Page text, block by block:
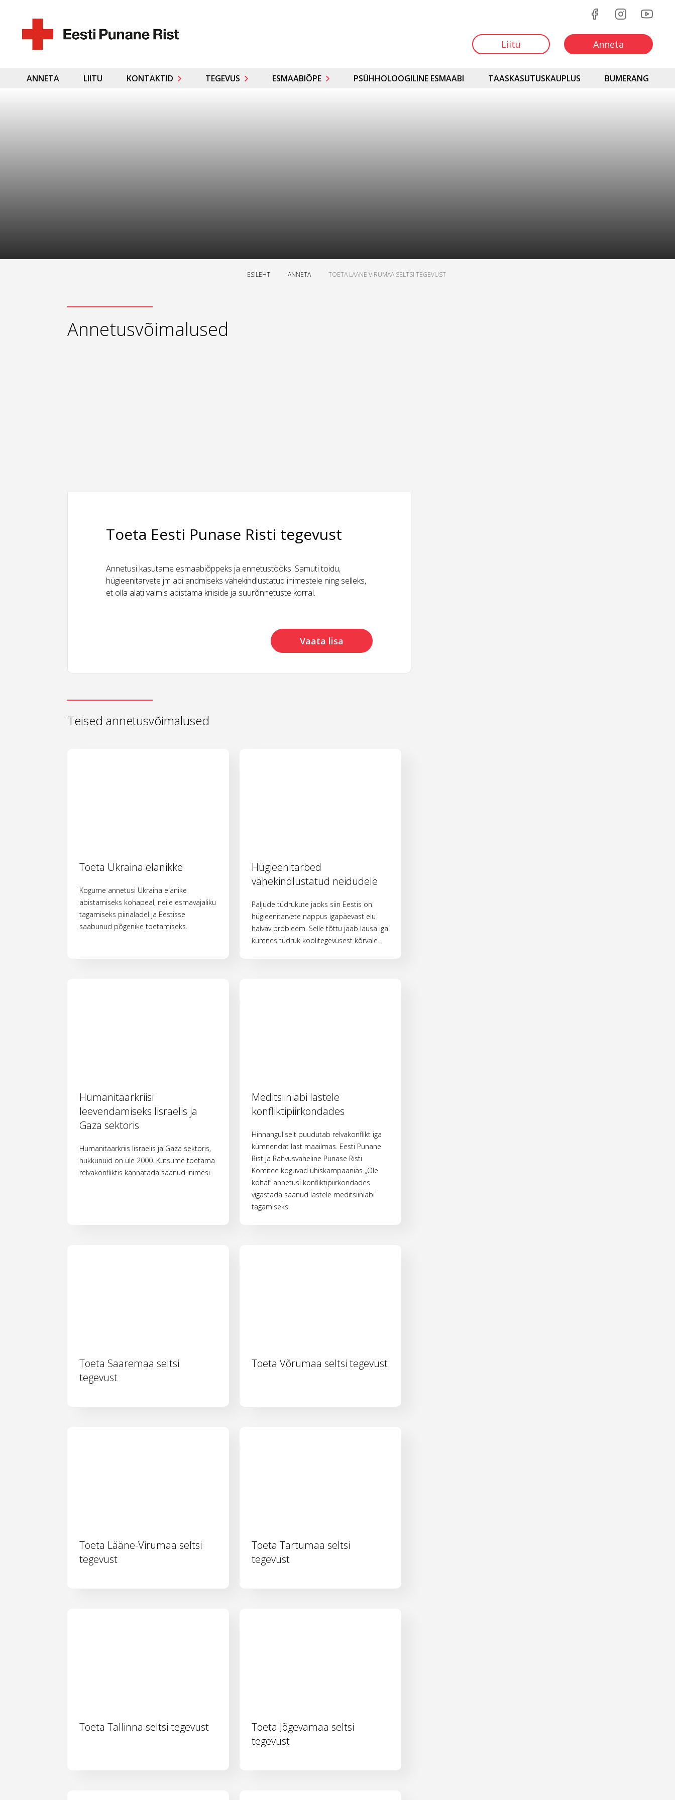
Liitu Anneta
ANNETA LIITU KONTAKTID TEGEVUS ESMAABIÕPE PSÜHHOLOOGILINE ESMAABI TAASKASUTUSKAUPLUS BUMERANG
ESILEHT ANNETA TOETA LAANE VIRUMAA SELTSI TEGEVUST
Annetusvõimalused
Toeta Eesti Punase Risti tegevust
Annetusi kasutame esmaabiõppeks ja ennetustööks. Samuti toidu,
hügieenitarvete jm abi andmiseks vähekindlustatud inimestele ning selleks,
et olla alati valmis abistama kriiside ja suurõnnetuste korral.
Vaata lisa
Teised annetusvõimalused
Toeta Ukraina elanikke
Kogume annetusi Ukraina elanike
abistamiseks kohapeal, neile esmavajaliku
tagamiseks piirialadel ja Eestisse
saabunud põgenike toetamiseks.
Hügieenitarbed
vähekindlustatud neidudele
Paljude tüdrukute jaoks siin Eestis on
hügieenitarvete nappus igapäevast elu
halvav probleem. Selle tõttu jääb lausa iga
kümnes tüdruk koolitegevusest kõrvale.
Humanitaarkriisi
leevendamiseks Iisraelis ja
Gaza sektoris
Humanitaarkriis Iisraelis ja Gaza sektoris,
hukkunuid on üle 2000. Kutsume toetama
relvakonfliktis kannatada saanud inimesi.
Meditsiiniabi lastele
konfliktipiirkondades
Hinnanguliselt puudutab relvakonflikt iga
kümnendat last maailmas. Eesti Punane
Rist ja Rahvusvaheline Punase Risti
Komitee koguvad ühiskampaanias „Ole
kohal“ annetusi konfliktipiirkondades
vigastada saanud lastele meditsiiniabi
tagamiseks.
Toeta Saaremaa seltsi
tegevust
Toeta Võrumaa seltsi tegevust
Toeta Lääne-Virumaa seltsi
tegevust
Toeta Tartumaa seltsi
tegevust
Toeta Tallinna seltsi tegevust
Toeta Jõgevamaa seltsi
tegevust